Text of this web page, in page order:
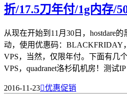
折/17.5刀年付/1g内存/
从现在开始到11月30日，hostdare
动，使用优惠码：BLACKFRIDAY
VPS，当然，仅限年付。下面有几
VPS，quadranet洛杉矶机房！测试IP
2016-11-23优惠促销